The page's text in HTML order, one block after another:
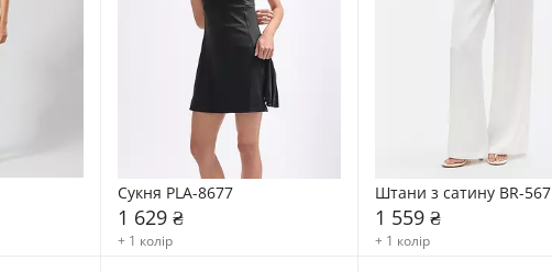
Сукня PLA-8677
1 629 ₴
+ 1 колір
Штани з сатину BR-567
1 559 ₴
+ 1 колір